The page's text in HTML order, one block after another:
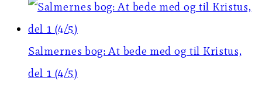
Salmernes bog: At bede med og til Kristus,
del 1 (4/5)